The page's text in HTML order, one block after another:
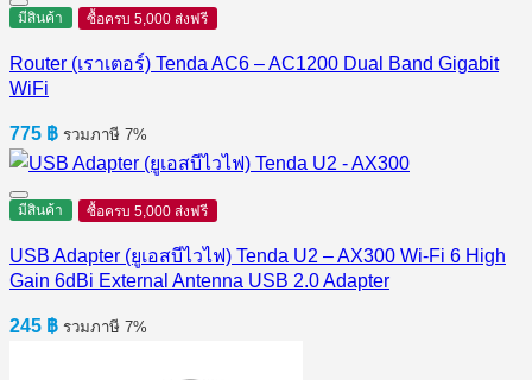
มีสินค้า ซื้อครบ 5,000 ส่งฟรี
Router (เราเตอร์) Tenda AC6 – AC1200 Dual Band Gigabit
WiFi
775 ฿ รวมภาษี 7%
มีสินค้า ซื้อครบ 5,000 ส่งฟรี
USB Adapter (ยูเอสบีไวไฟ) Tenda U2 – AX300 Wi-Fi 6 High
Gain 6dBi External Antenna USB 2.0 Adapter
245 ฿ รวมภาษี 7%